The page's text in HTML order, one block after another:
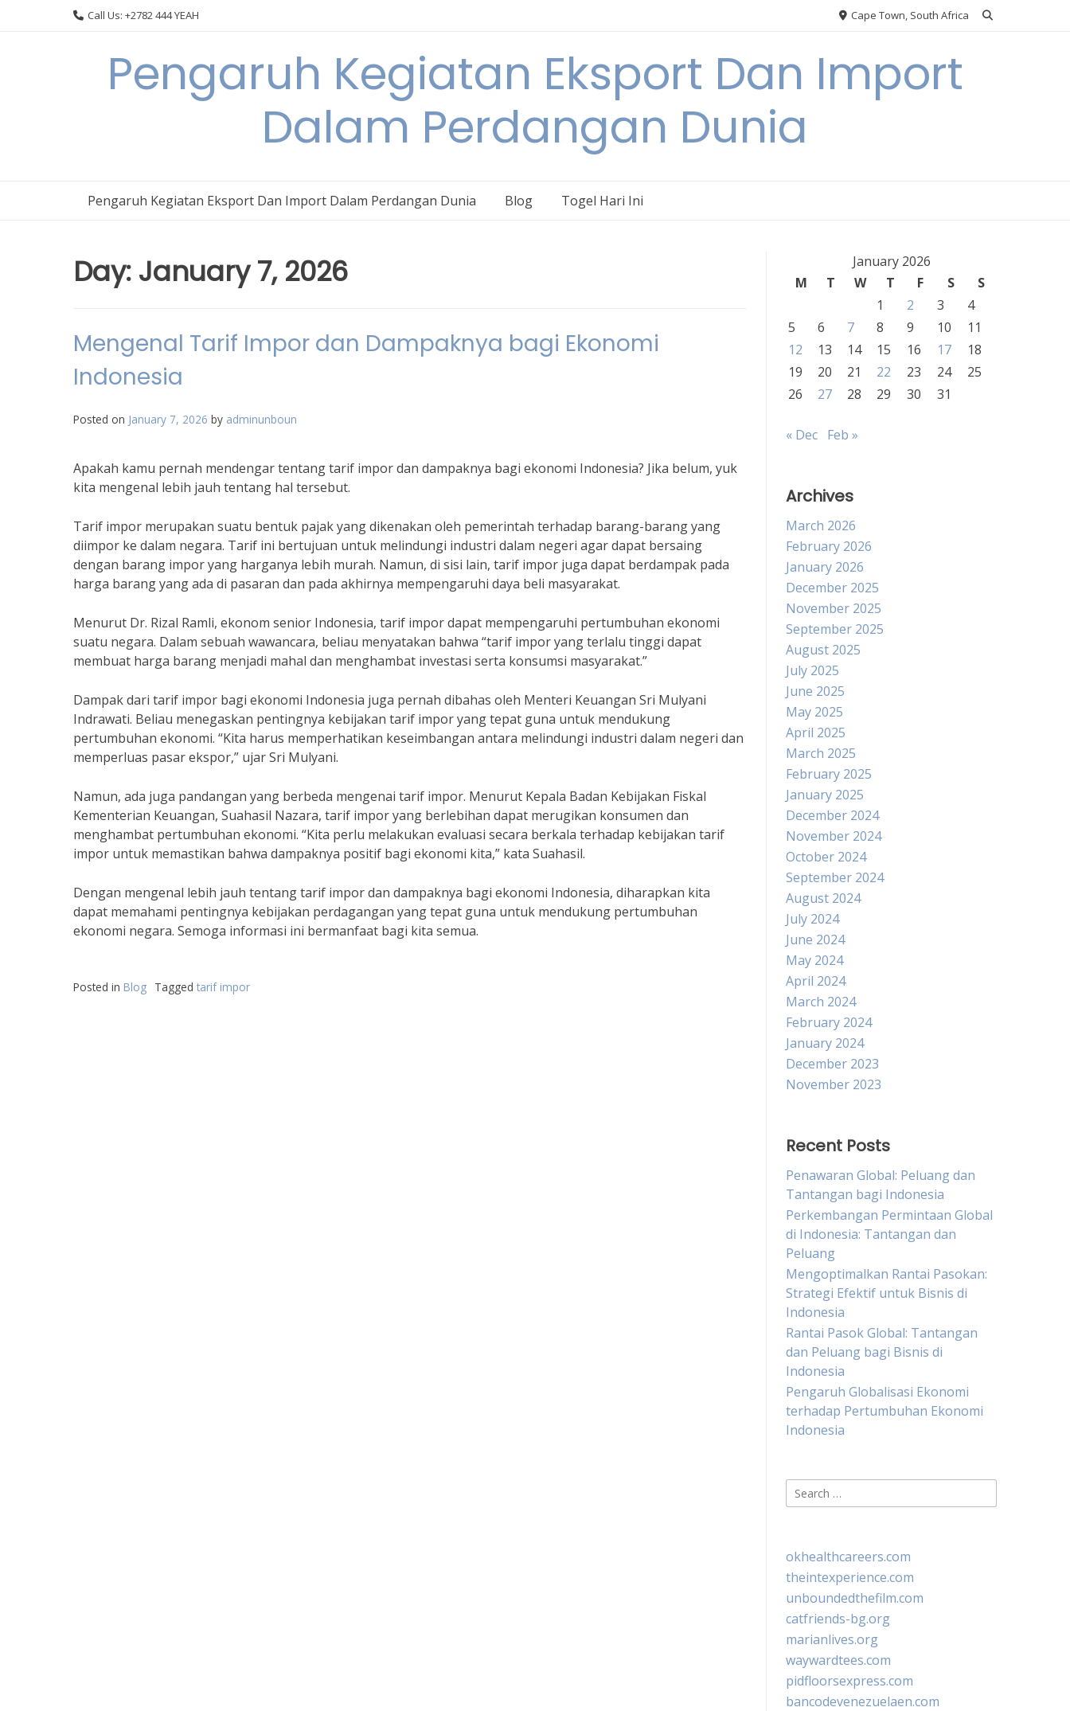
Call Us: +2782 444 YEAH Cape Town, South Africa
Pengaruh Kegiatan Eksport Dan Import
Dalam Perdangan Dunia
Pengaruh Kegiatan Eksport Dan Import Dalam Perdangan Dunia Blog Togel Hari Ini
Day: January 7, 2026
Mengenal Tarif Impor dan Dampaknya bagi Ekonomi
Indonesia
Posted on January 7, 2026 by adminunboun
Apakah kamu pernah mendengar tentang tarif impor dan dampaknya bagi ekonomi Indonesia? Jika belum, yuk
kita mengenal lebih jauh tentang hal tersebut.
Tarif impor merupakan suatu bentuk pajak yang dikenakan oleh pemerintah terhadap barang-barang yang
diimpor ke dalam negara. Tarif ini bertujuan untuk melindungi industri dalam negeri agar dapat bersaing
dengan barang impor yang harganya lebih murah. Namun, di sisi lain, tarif impor juga dapat berdampak pada
harga barang yang ada di pasaran dan pada akhirnya mempengaruhi daya beli masyarakat.
Menurut Dr. Rizal Ramli, ekonom senior Indonesia, tarif impor dapat mempengaruhi pertumbuhan ekonomi
suatu negara. Dalam sebuah wawancara, beliau menyatakan bahwa “tarif impor yang terlalu tinggi dapat
membuat harga barang menjadi mahal dan menghambat investasi serta konsumsi masyarakat.”
Dampak dari tarif impor bagi ekonomi Indonesia juga pernah dibahas oleh Menteri Keuangan Sri Mulyani
Indrawati. Beliau menegaskan pentingnya kebijakan tarif impor yang tepat guna untuk mendukung
pertumbuhan ekonomi. “Kita harus memperhatikan keseimbangan antara melindungi industri dalam negeri dan
memperluas pasar ekspor,” ujar Sri Mulyani.
Namun, ada juga pandangan yang berbeda mengenai tarif impor. Menurut Kepala Badan Kebijakan Fiskal
Kementerian Keuangan, Suahasil Nazara, tarif impor yang berlebihan dapat merugikan konsumen dan
menghambat pertumbuhan ekonomi. “Kita perlu melakukan evaluasi secara berkala terhadap kebijakan tarif
impor untuk memastikan bahwa dampaknya positif bagi ekonomi kita,” kata Suahasil.
Dengan mengenal lebih jauh tentang tarif impor dan dampaknya bagi ekonomi Indonesia, diharapkan kita
dapat memahami pentingnya kebijakan perdagangan yang tepat guna untuk mendukung pertumbuhan
ekonomi negara. Semoga informasi ini bermanfaat bagi kita semua.
Posted in Blog Tagged tarif impor
January 2026
M
T W T F S
S
1
2 3
4
5
6 7 8 9 10
11
12
13 14 15 16 17
18
19
20 21 22 23 24
25
26
27 28 29 30 31
« Dec Feb »
Archives
March 2026
February 2026
January 2026
December 2025
November 2025
September 2025
August 2025
July 2025
June 2025
May 2025
April 2025
March 2025
February 2025
January 2025
December 2024
November 2024
October 2024
September 2024
August 2024
July 2024
June 2024
May 2024
April 2024
March 2024
February 2024
January 2024
December 2023
November 2023
Recent Posts
Penawaran Global: Peluang dan
Tantangan bagi Indonesia
Perkembangan Permintaan Global
di Indonesia: Tantangan dan
Peluang
Mengoptimalkan Rantai Pasokan:
Strategi Efektif untuk Bisnis di
Indonesia
Rantai Pasok Global: Tantangan
dan Peluang bagi Bisnis di
Indonesia
Pengaruh Globalisasi Ekonomi
terhadap Pertumbuhan Ekonomi
Indonesia
Search
for:
okhealthcareers.com
theintexperience.com
unboundedthefilm.com
catfriends-bg.org
marianlives.org
waywardtees.com
pidfloorsexpress.com
bancodevenezuelaen.com